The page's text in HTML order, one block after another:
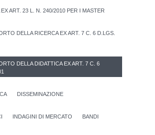
ART. 23 L. N. 240/2010 PER I MASTER
DELLA RICERCA EX ART. 7 C. 6 D.LGS.
DELLA DIDATTICA EX ART. 7 C. 6
DISSEMINAZIONE
INDAGINI DI MERCATO BANDI